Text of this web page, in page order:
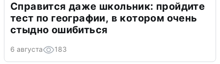
Справится даже школьник: пройдите
тест по географии, в котором очень
стыдно ошибиться
6 августа 183